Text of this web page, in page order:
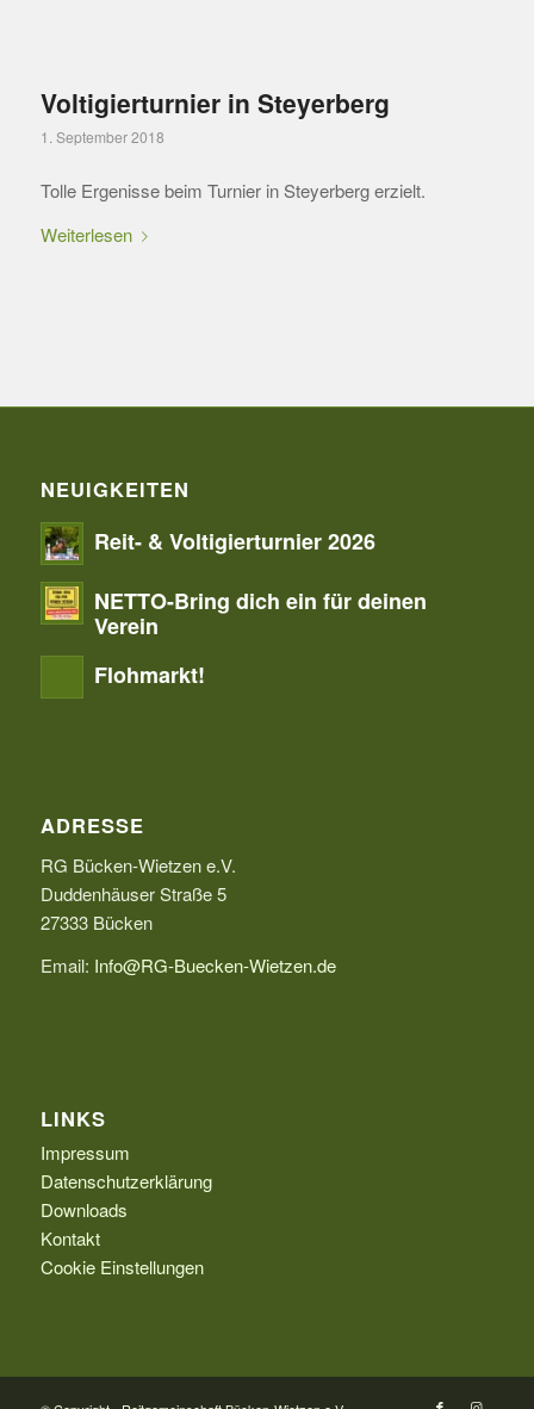
Voltigierturnier in Steyerberg
1. September 2018
Tolle Ergenisse beim Turnier in Steyerberg erzielt.
Weiterlesen
NEUIGKEITEN
Reit- & Voltigierturnier 2026
NETTO-Bring dich ein für deinen
Verein
Flohmarkt!
ADRESSE
RG Bücken-Wietzen e.V.
Duddenhäuser Straße 5
27333 Bücken
Email: Info@RG-Buecken-Wietzen.de
LINKS
Impressum
Datenschutzerklärung
Downloads
Kontakt
Cookie Einstellungen